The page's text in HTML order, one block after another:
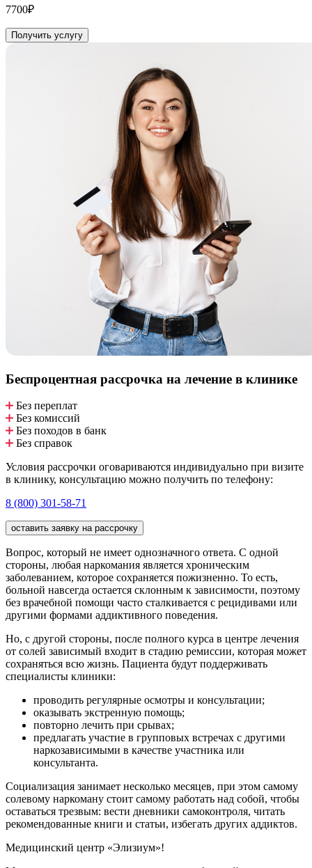
7700₽
Получить услугу
Беспроцентная рассрочка на лечение в клинике
Без переплат
Без комиссий
Без походов в банк
Без справок
Условия рассрочки оговариваются индивидуально при визите
в клинику, консультацию можно получить по телефону:
8 (800) 301-58-71
оставить заявку на рассрочку
Вопрос, который не имеет однозначного ответа. С одной
стороны, любая наркомания является хроническим
заболеванием, которое сохраняется пожизненно. То есть,
больной навсегда остается склонным к зависимости, поэтому
без врачебной помощи часто сталкивается с рецидивами или
другими формами аддиктивного поведения.
Но, с другой стороны, после полного курса в центре лечения
от солей зависимый входит в стадию ремиссии, которая может
сохраняться всю жизнь. Пациента будут поддерживать
специалисты клиники:
проводить регулярные осмотры и консультации;
оказывать экстренную помощь;
повторно лечить при срывах;
предлагать участие в групповых встречах с другими
наркозависимыми в качестве участника или
консультанта.
Социализация занимает несколько месяцев, при этом самому
солевому наркоману стоит самому работать над собой, чтобы
оставаться трезвым: вести дневники самоконтроля, читать
рекомендованные книги и статьи, избегать других аддиктов.
Медицинский центр «Элизиум»!